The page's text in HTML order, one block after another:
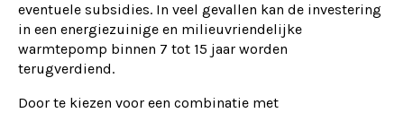
eventuele subsidies. In veel gevallen kan de investering
in een energiezuinige en milieuvriendelijke
warmtepomp binnen 7 tot 15 jaar worden
terugverdiend.
Door te kiezen voor een combinatie met